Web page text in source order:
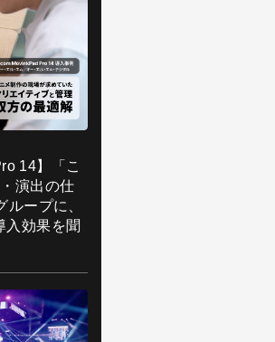
14】「こ
演出の仕
ープに、
入効果を聞